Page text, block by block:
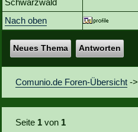
Schwarzwald
Nach oben
Neues Thema Antworten
Comunio.de Foren-Übersicht ->
Seite 1 von 1